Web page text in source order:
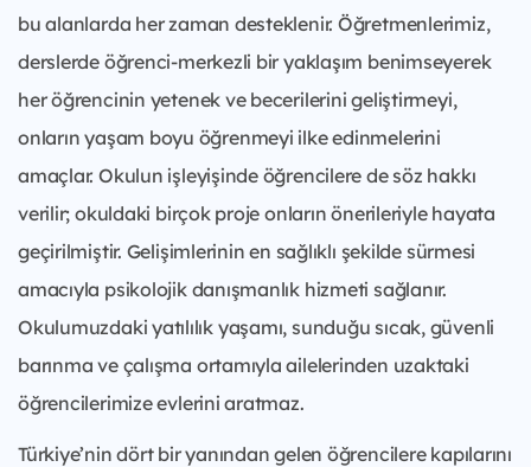
bu alanlarda her zaman desteklenir. Öğretmenlerimiz,
derslerde öğrenci-merkezli bir yaklaşım benimseyerek
her öğrencinin yetenek ve becerilerini geliştirmeyi,
onların yaşam boyu öğrenmeyi ilke edinmelerini
amaçlar. Okulun işleyişinde öğrencilere de söz hakkı
verilir; okuldaki birçok proje onların önerileriyle hayata
geçirilmiştir. Gelişimlerinin en sağlıklı şekilde sürmesi
amacıyla psikolojik danışmanlık hizmeti sağlanır.
Okulumuzdaki yatılılık yaşamı, sunduğu sıcak, güvenli
barınma ve çalışma ortamıyla ailelerinden uzaktaki
öğrencilerimize evlerini aratmaz.
Türkiye’nin dört bir yanından gelen öğrencilere kapılarını